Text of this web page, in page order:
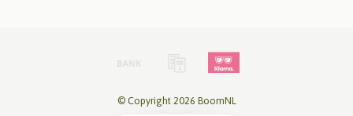
© Copyright 2026 BoomNL